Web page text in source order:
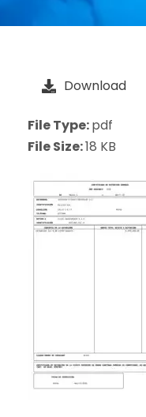
Download
File Type:pdf
File Size:18 KB